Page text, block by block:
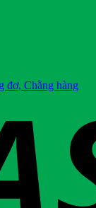
đơ, Chằng hàng